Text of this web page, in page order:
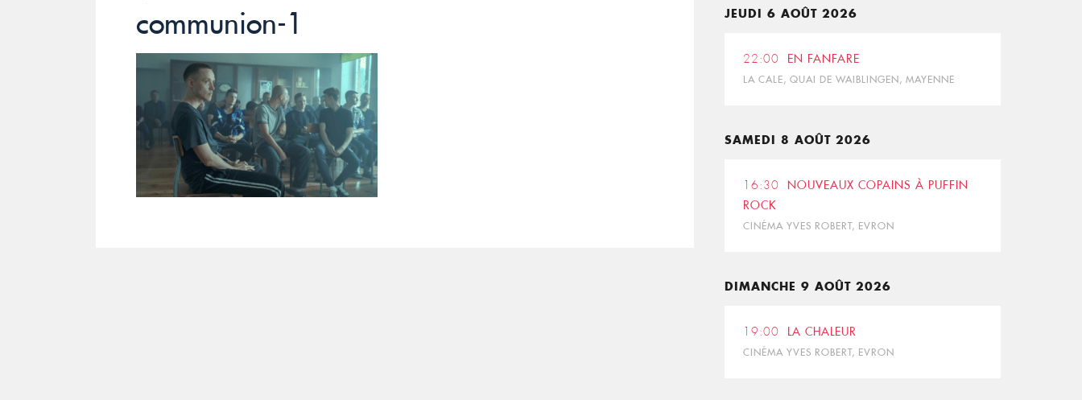
communion-1 JEUDI 6 AOÛT 2026
22:00 EN FANFARE
LA CALE, QUAI DE WAIBLINGEN, MAYENNE
SAMEDI 8 AOÛT 2026
16:30
NOUVEAUX COPAINS À PUFFIN
ROCK
CINÉMA YVES ROBERT, EVRON
DIMANCHE 9 AOÛT 2026
19:00 LA CHALEUR
CINÉMA YVES ROBERT, EVRON